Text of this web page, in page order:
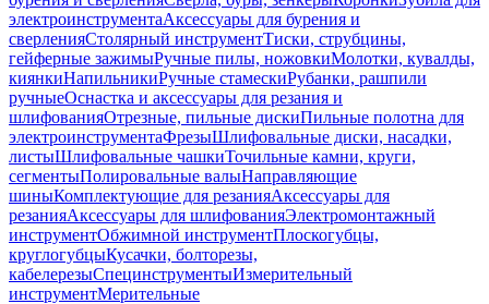
электроинструментаАксессуары для бурения и
сверленияСтолярный инструментТиски, струбцины,
гейферные зажимыРучные пилы, ножовкиМолотки, кувалды,
киянкиНапильникиРучные стамескиРубанки, рашпили
ручныеОснастка и аксессуары для резания и
шлифованияОтрезные, пильные дискиПильные полотна для
электроинструментаФрезыШлифовальные диски, насадки,
листыШлифовальные чашкиТочильные камни, круги,
сегментыПолировальные валыНаправляющие
шиныКомплектующие для резанияАксессуары для
резанияАксессуары для шлифованияЭлектромонтажный
инструментОбжимной инструментПлоскогубцы,
круглогубцыКусачки, болторезы,
кабелерезыСпецинструментыИзмерительный
инструментМерительные